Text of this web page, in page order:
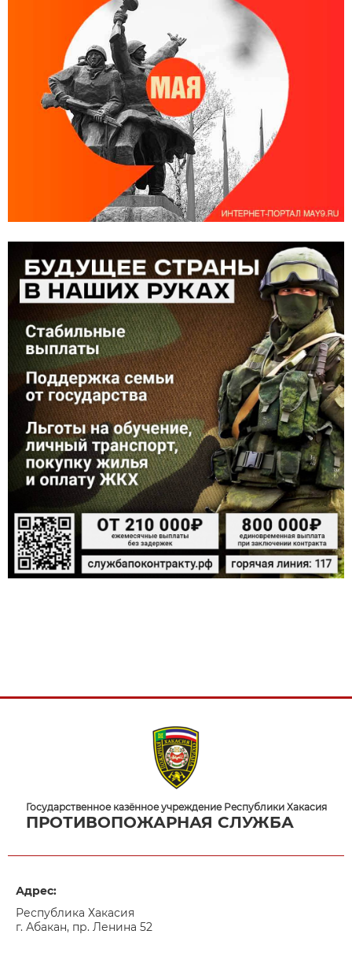
Государственное казённое учреждение Республики Хакасия
ПРОТИВОПОЖАРНАЯ СЛУЖБА
Адрес:
Республика Хакасия
г. Абакан, пр. Ленина 52